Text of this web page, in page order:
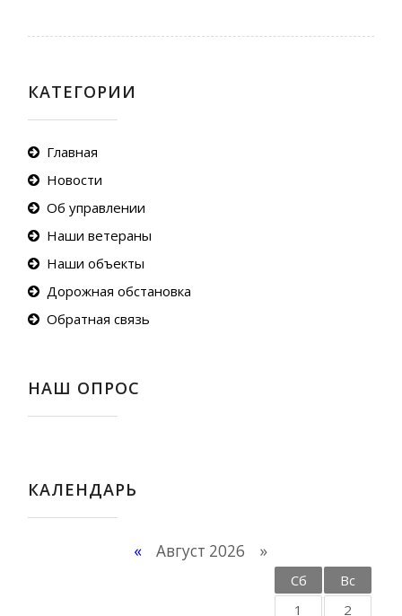
КАТЕГОРИИ
Главная
Новости
Об управлении
Наши ветераны
Наши объекты
Дорожная обстановка
Обратная связь
НАШ ОПРОС
КАЛЕНДАРЬ
« Август 2026 »
Сб
Вс
1
2